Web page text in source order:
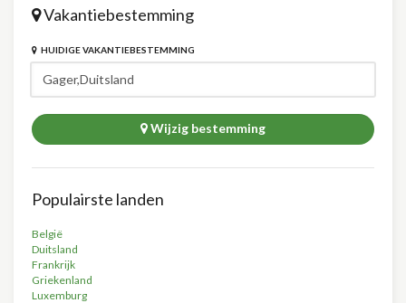
Vakantiebestemming
HUIDIGE VAKANTIEBESTEMMING
Wijzig bestemming
Populairste landen
België
Duitsland
Frankrijk
Griekenland
Luxemburg